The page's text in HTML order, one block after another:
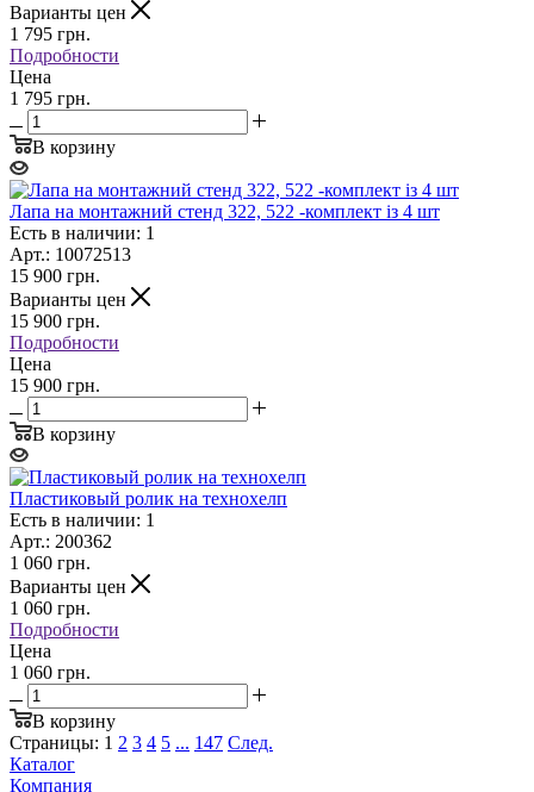
Варианты цен
1 795 грн.
Подробности
Цена
1 795 грн.
В корзину
Лапа на монтажний стенд 322, 522 -комплект із 4 шт
Есть в наличии: 1
Арт.: 10072513
15 900 грн.
Варианты цен
15 900 грн.
Подробности
Цена
15 900 грн.
В корзину
Пластиковый ролик на технохелп
Есть в наличии: 1
Арт.: 200362
1 060 грн.
Варианты цен
1 060 грн.
Подробности
Цена
1 060 грн.
В корзину
Страницы: 1 2 3 4 5 ... 147 След.
Каталог
Компания